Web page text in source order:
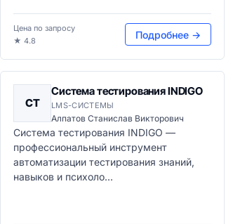
Цена по запросу
★ 4.8
Подробнее →
СТ
Система тестирования INDIGO
LMS-СИСТЕМЫ
Алпатов Станислав Викторович
Система тестирования INDIGO —
профессиональный инструмент
автоматизации тестирования знаний,
навыков и психоло...